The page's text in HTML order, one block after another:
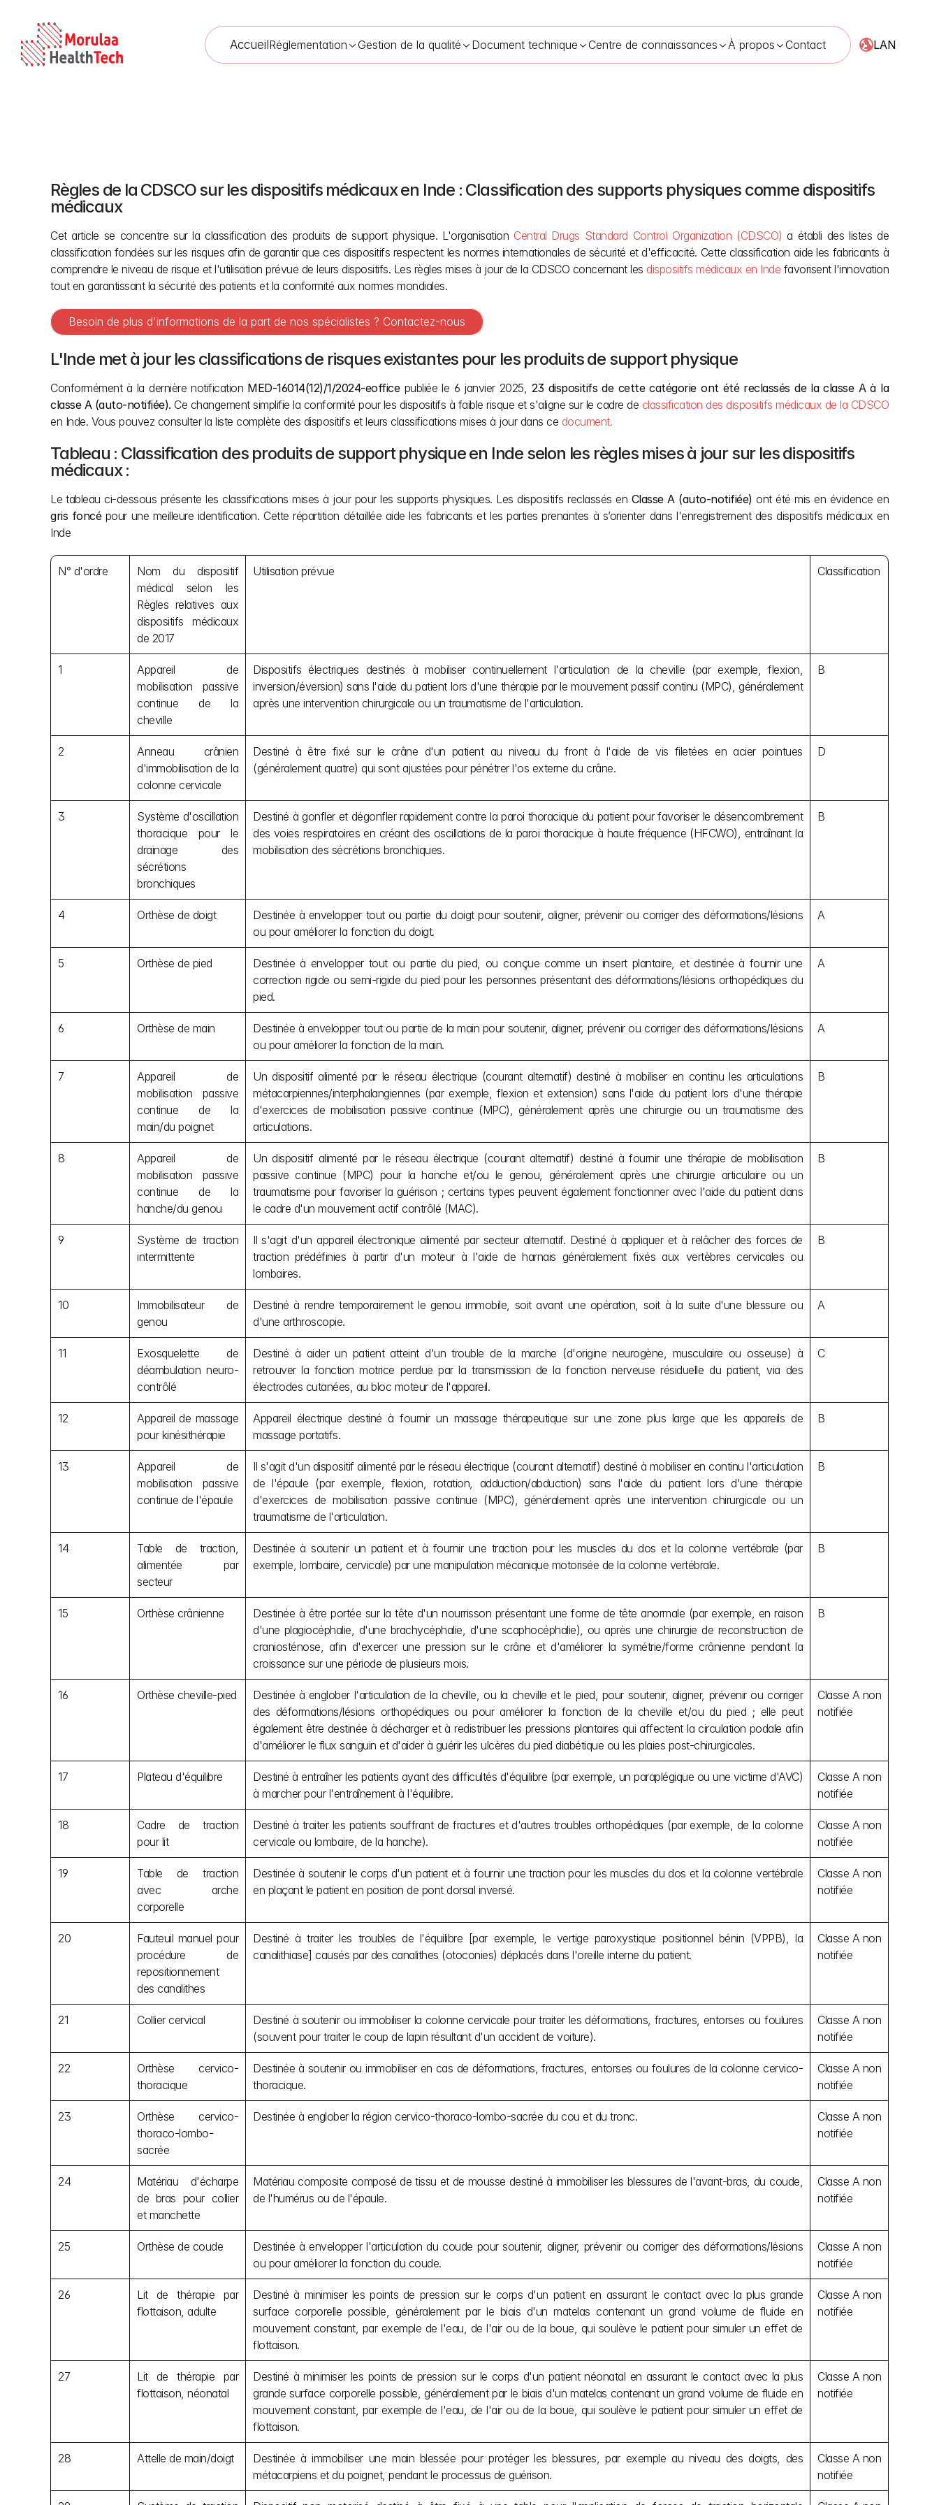
AccueilRéglementation Gestion de la qualité Document technique Centre de connaissances À propos Contact LAN
Classification des dispositifs médicaux CDSCO en Inde : les produits de soutien physique en tant que dispositif médical 30 avr. 2026
Règles de la CDSCO sur les dispositifs médicaux en Inde : Classification des supports physiques comme dispositifs
médicaux
Cet article se concentre sur la classification des produits de support physique. L'organisation Central Drugs Standard Control Organization (CDSCO) a établi des listes de
classification fondées sur les risques afin de garantir que ces dispositifs respectent les normes internationales de sécurité et d'efficacité. Cette classification aide les fabricants à
comprendre le niveau de risque et l'utilisation prévue de leurs dispositifs. Les règles mises à jour de la CDSCO concernant les dispositifs médicaux en Inde favorisent l'innovation
tout en garantissant la sécurité des patients et la conformité aux normes mondiales.
Besoin de plus d'informations de la part de nos spécialistes ? Contactez-nous
L'Inde met à jour les classifications de risques existantes pour les produits de support physique
Conformément à la dernière notification MED-16014(12)/1/2024-eoffice publiée le 6 janvier 2025, 23 dispositifs de cette catégorie ont été reclassés de la classe A à la
classe A (auto-notifiée). Ce changement simplifie la conformité pour les dispositifs à faible risque et s'aligne sur le cadre de classification des dispositifs médicaux de la CDSCO
en Inde. Vous pouvez consulter la liste complète des dispositifs et leurs classifications mises à jour dans ce document.
Tableau : Classification des produits de support physique en Inde selon les règles mises à jour sur les dispositifs
médicaux :
Le tableau ci-dessous présente les classifications mises à jour pour les supports physiques. Les dispositifs reclassés en Classe A (auto-notifiée)
gris foncé pour une meilleure identification. Cette répartition détaillée aide les fabricants et les parties prenantes à s’orienter dans l'enregistrement des dispositifs médicaux en
Inde
N° d'ordre
Nom du dispositif
médical selon les
Règles relatives aux
dispositifs médicaux
de 2017
Utilisation prévue Classification
1
Appareil de
mobilisation passive
continue de la
cheville
Dispositifs électriques destinés à mobiliser continuellement l'articulation de la cheville (par exemple, flexion,
inversion/éversion) sans l'aide du patient lors d'une thérapie par le mouvement passif continu (MPC), généralement
après une intervention chirurgicale ou un traumatisme de l'articulation.
B
2
Anneau crânien
d'immobilisation de la
colonne cervicale
Destiné à être fixé sur le crâne d'un patient au niveau du front à l'aide de vis filetées en acier pointues
(généralement quatre) qui sont ajustées pour pénétrer l'os externe du crâne.
D
3
Système d'oscillation
thoracique pour le
drainage des
sécrétions
bronchiques
Destiné à gonfler et dégonfler rapidement contre la paroi thoracique du patient pour favoriser le désencombrement
des voies respiratoires en créant des oscillations de la paroi thoracique à haute fréquence (HFCWO), entraînant la
mobilisation des sécrétions bronchiques.
B
4 Orthèse de doigt
Destinée à envelopper tout ou partie du doigt pour soutenir, aligner, prévenir ou corriger des déformations/lésions
ou pour améliorer la fonction du doigt.
A
5 Orthèse de pied
Destinée à envelopper tout ou partie du pied, ou conçue comme un insert plantaire, et destinée à fournir une
correction rigide ou semi-rigide du pied pour les personnes présentant des déformations/lésions orthopédiques du
pied.
A
6 Orthèse de main
Destinée à envelopper tout ou partie de la main pour soutenir, aligner, prévenir ou corriger des déformations/lésions
ou pour améliorer la fonction de la main.
A
7
Appareil de
mobilisation passive
continue de la
main/du poignet
Un dispositif alimenté par le réseau électrique (courant alternatif) destiné à mobiliser en continu les articulations
métacarpiennes/interphalangiennes (par exemple, flexion et extension) sans l'aide du patient lors d'une thérapie
d'exercices de mobilisation passive continue (MPC), généralement après une chirurgie ou un traumatisme des
articulations.
B
8
Appareil de
mobilisation passive
continue de la
hanche/du genou
Un dispositif alimenté par le réseau électrique (courant alternatif) destiné à fournir une thérapie de mobilisation
passive continue (MPC) pour la hanche et/ou le genou, généralement après une chirurgie articulaire ou un
traumatisme pour favoriser la guérison ; certains types peuvent également fonctionner avec l'aide du patient dans
le cadre d'un mouvement actif contrôlé (MAC).
B
9
Système de traction
intermittente
Il s'agit d'un appareil électronique alimenté par secteur alternatif. Destiné à appliquer et à relâcher des forces de
traction prédéfinies à partir d'un moteur à l'aide de harnais généralement fixés aux vertèbres cervicales ou
lombaires.
B
10
Immobilisateur de
genou
Destiné à rendre temporairement le genou immobile, soit avant une opération, soit à la suite d'une blessure ou
d'une arthroscopie.
A
11
Exosquelette de
déambulation neuro-
contrôlé
Destiné à aider un patient atteint d'un trouble de la marche (d'origine neurogène, musculaire ou osseuse) à
retrouver la fonction motrice perdue par la transmission de la fonction nerveuse résiduelle du patient, via des
électrodes cutanées, au bloc moteur de l'appareil.
C
12
Appareil de massage
pour kinésithérapie
Appareil électrique destiné à fournir un massage thérapeutique sur une zone plus large que les appareils de
massage portatifs.
B
13
Appareil de
mobilisation passive
continue de l'épaule
Il s'agit d'un dispositif alimenté par le réseau électrique (courant alternatif) destiné à mobiliser en continu l'articulation
de l'épaule (par exemple, flexion, rotation, adduction/abduction) sans l'aide du patient lors d'une thérapie
d'exercices de mobilisation passive continue (MPC), généralement après une intervention chirurgicale ou un
traumatisme de l'articulation.
B
14
Table de traction,
alimentée par
secteur
Destinée à soutenir un patient et à fournir une traction pour les muscles du dos et la colonne vertébrale (par
exemple, lombaire, cervicale) par une manipulation mécanique motorisée de la colonne vertébrale.
B
15 Orthèse crânienne
Destinée à être portée sur la tête d'un nourrisson présentant une forme de tête anormale (par exemple, en raison
d'une plagiocéphalie, d'une brachycéphalie, d'une scaphocéphalie), ou après une chirurgie de reconstruction de
craniosténose, afin d'exercer une pression sur le crâne et d'améliorer la symétrie/forme crânienne pendant la
croissance sur une période de plusieurs mois.
B
16 Orthèse cheville-pied
Destinée à englober l'articulation de la cheville, ou la cheville et le pied, pour soutenir, aligner, prévenir ou corriger
des déformations/lésions orthopédiques ou pour améliorer la fonction de la cheville et/ou du pied ; elle peut
également être destinée à décharger et à redistribuer les pressions plantaires qui affectent la circulation podale afin
d'améliorer le flux sanguin et d'aider à guérir les ulcères du pied diabétique ou les plaies post-chirurgicales.
Classe A non
notifiée
17 Plateau d'équilibre
Destiné à entraîner les patients ayant des difficultés d'équilibre (par exemple, un paraplégique ou une victime d'AVC)
à marcher pour l'entraînement à l'équilibre.
Classe A non
notifiée
18
Cadre de traction
pour lit
Destiné à traiter les patients souffrant de fractures et d'autres troubles orthopédiques (par exemple, de la colonne
cervicale ou lombaire, de la hanche).
Classe A non
notifiée
19
Table de traction
avec arche
corporelle
Destinée à soutenir le corps d'un patient et à fournir une traction pour les muscles du dos et la colonne vertébrale
en plaçant le patient en position de pont dorsal inversé.
Classe A non
notifiée
20
Fauteuil manuel pour
procédure de
repositionnement
des canalithes
Destiné à traiter les troubles de l'équilibre [par exemple, le vertige paroxystique positionnel bénin (VPPB), la
canalithiase] causés par des canalithes (otoconies) déplacés dans l'oreille interne du patient.
Classe A non
notifiée
21 Collier cervical
Destiné à soutenir ou immobiliser la colonne cervicale pour traiter les déformations, fractures, entorses ou foulures
(souvent pour traiter le coup de lapin résultant d'un accident de voiture).
Classe A non
notifiée
22
Orthèse cervico-
thoracique
Destinée à soutenir ou immobiliser en cas de déformations, fractures, entorses ou foulures de la colonne cervico-
thoracique.
Classe A non
notifiée
23
Orthèse cervico-
thoraco-lombo-
sacrée
Destinée à englober la région cervico-thoraco-lombo-sacrée du cou et du tronc.
Classe A non
notifiée
24
Matériau d'écharpe
de bras pour collier
et manchette
Matériau composite composé de tissu et de mousse destiné à immobiliser les blessures de l'avant-bras, du coude,
de l'humérus ou de l'épaule.
Classe A non
notifiée
25 Orthèse de coude
Destinée à envelopper l'articulation du coude pour soutenir, aligner, prévenir ou corriger des déformations/lésions
ou pour améliorer la fonction du coude.
Classe A non
notifiée
26
Lit de thérapie par
flottaison, adulte
Destiné à minimiser les points de pression sur le corps d'un patient en assurant le contact avec la plus grande
surface corporelle possible, généralement par le biais d'un matelas contenant un grand volume de fluide en
mouvement constant, par exemple de l'eau, de l'air ou de la boue, qui soulève le patient pour simuler un effet de
flottaison.
Classe A non
notifiée
27
Lit de thérapie par
flottaison, néonatal
Destiné à minimiser les points de pression sur le corps d'un patient néonatal en assurant le contact avec la plus
grande surface corporelle possible, généralement par le biais d'un matelas contenant un grand volume de fluide en
mouvement constant, par exemple de l'eau, de l'air ou de la boue, qui soulève le patient pour simuler un effet de
flottaison.
Classe A non
notifiée
28 Attelle de main/doigt
Destinée à immobiliser une main blessée pour protéger les blessures, par exemple au niveau des doigts, des
métacarpiens et du poignet, pendant le processus de guérison.
Classe A non
notifiée